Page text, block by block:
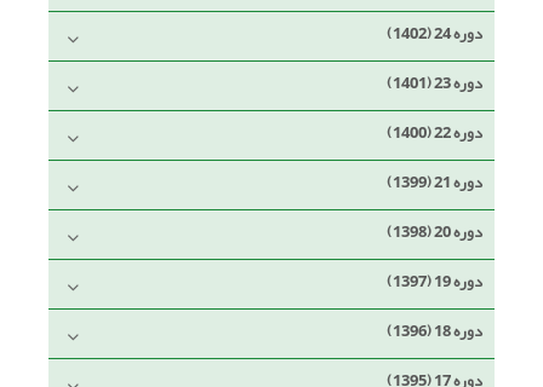
دوره 24 (1402)
دوره 23 (1401)
دوره 22 (1400)
دوره 21 (1399)
دوره 20 (1398)
دوره 19 (1397)
دوره 18 (1396)
دوره 17 (1395)